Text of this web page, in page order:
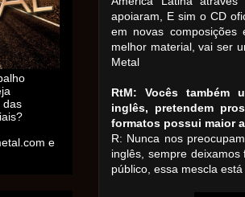
apoiaram, E sim o CD
em novas
melhor material, vai ser
Metal
RtM: Vocês também
inglês, pretendem
formatos possui maior
R: Nunca nos
inglês, sempre
público, essa mescla
das
e